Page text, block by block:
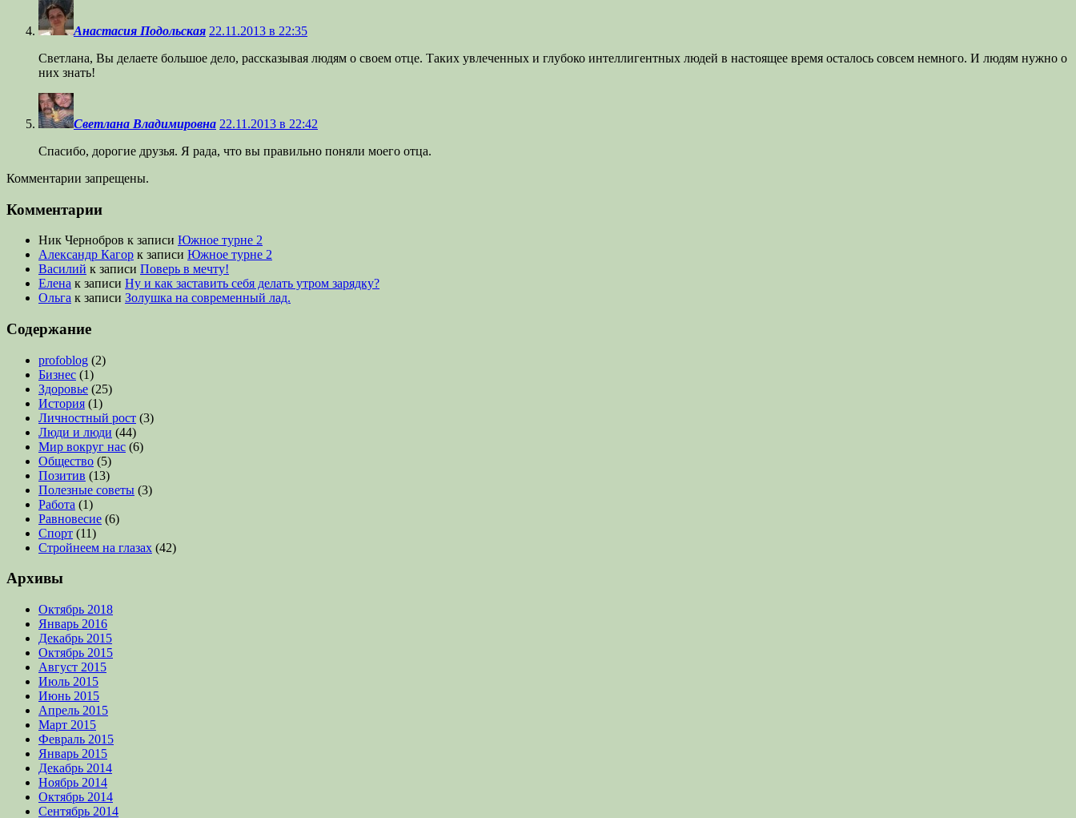
Анастасия Подольская 22.11.2013 в 22:35
Светлана, Вы делаете большое дело, рассказывая людям о своем отце. Таких увлеченных и глубоко интеллигентных людей в настоящее время осталось совсем немного. И людям нужно о
них знать!
Светлана Владимировна 22.11.2013 в 22:42
Спасибо, дорогие друзья. Я рада, что вы правильно поняли моего отца.
Комментарии запрещены.
Комментарии
Ник Чернобров к записи Южное турне 2
Александр Кагор к записи Южное турне 2
Василий к записи Поверь в мечту!
Елена к записи Ну и как заставить себя делать утром зарядку?
Ольга к записи Золушка на современный лад.
Содержание
profoblog (2)
Бизнес (1)
Здоровье (25)
История (1)
Личностный рост (3)
Люди и люди (44)
Мир вокруг нас (6)
Общество (5)
Позитив (13)
Полезные советы (3)
Работа (1)
Равновесие (6)
Спорт (11)
Стройнеем на глазах (42)
Архивы
Октябрь 2018
Январь 2016
Декабрь 2015
Октябрь 2015
Август 2015
Июль 2015
Июнь 2015
Апрель 2015
Март 2015
Февраль 2015
Январь 2015
Декабрь 2014
Ноябрь 2014
Октябрь 2014
Сентябрь 2014